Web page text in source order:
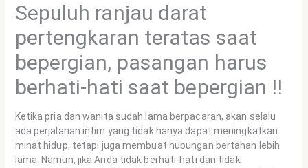
Sepuluh ranjau darat
pertengkaran teratas saat
bepergian, pasangan harus
berhati-hati saat bepergian !!
Ketika pria dan wanita sudah lama berpacaran, akan selalu
ada perjalanan intim yang tidak hanya dapat meningkatkan
minat hidup, tetapi juga membuat hubungan bertahan lebih
lama. Namun, jika Anda tidak berhati-hati dan tidak